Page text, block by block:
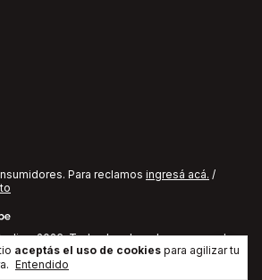
aceptás el uso de cookies para agilizar tu
Entendido
Para reclamos ingresá acá. /
- 2026. Todos los derechos reservados.